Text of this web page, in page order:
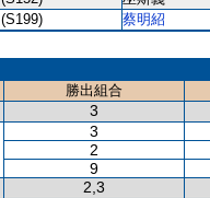
(S199) 蔡明紹
勝出組合
3
3
2
9
2,3